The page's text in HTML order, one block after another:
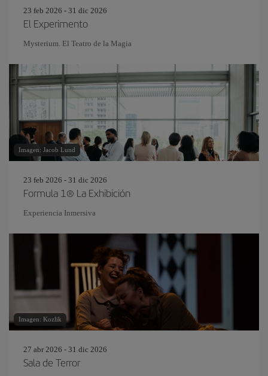
23 feb 2026 - 31 dic 2026
El Experimento
Mysterium. El Teatro de la Magia
Imagen: Jacob Lund
23 feb 2026 - 31 dic 2026
Formula 1® La Exhibición
Experiencia Inmersiva
Imagen: Kozlik
27 abr 2026 - 31 dic 2026
Sala de Terror